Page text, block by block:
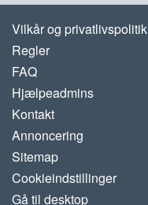
Vilkår og privatlivspolitik
Regler
FAQ
Hjælpeadmins
Kontakt
Annoncering
Sitemap
Cookieindstillinger
Gå til desktop